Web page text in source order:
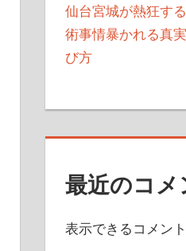
仙台宮城が熱狂す
術事情暴かれる真
び方
最近のコメ
表示できるコメン